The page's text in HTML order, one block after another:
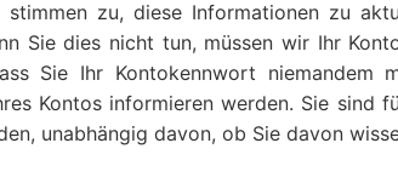
zu, diese Informationen zu
Sie dies nicht tun, müssen wir Ihr
Sie Ihr Kontokennwort niemandem
Kontos informieren werden. Sie sind
unabhängig davon, ob Sie davon